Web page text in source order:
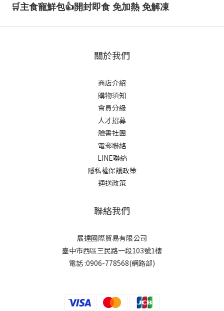
🛒主食寵鮮包👍開封即食 免加熱 免解凍
關於我們
商店介紹
購物須知
會員分級
人才招募
臉書社團
電郵聯絡
LINE聯絡
隱私權保護政策
運送政策
聯絡我們
展達國際貿易有限公司
臺中市西區三民路一段103號1樓
電話 :0906-778568(網路部)